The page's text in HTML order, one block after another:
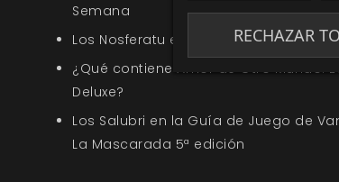
Semana
Los Nosferatu en Saber de los Clanes
¿Qué contiene Amor de Otro Mundo:
Deluxe?
Los Salubri en la Guía de Juego de
La Mascarada 5ª edición
RECHAZAR